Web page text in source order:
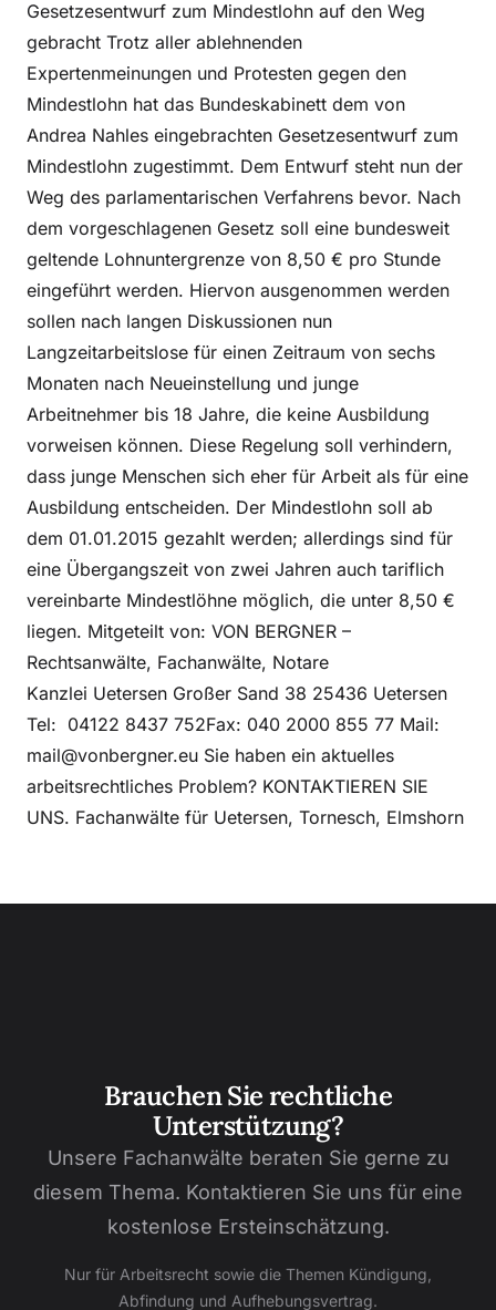
Gesetzesentwurf zum Mindestlohn auf den Weg
gebracht Trotz aller ablehnenden
Expertenmeinungen und Protesten gegen den
Mindestlohn hat das Bundeskabinett dem von
Andrea Nahles eingebrachten Gesetzesentwurf zum
Mindestlohn zugestimmt. Dem Entwurf steht nun der
Weg des parlamentarischen Verfahrens bevor. Nach
dem vorgeschlagenen Gesetz soll eine bundesweit
geltende Lohnuntergrenze von 8,50 € pro Stunde
eingeführt werden. Hiervon ausgenommen werden
sollen nach langen Diskussionen nun
Langzeitarbeitslose für einen Zeitraum von sechs
Monaten nach Neueinstellung und junge
Arbeitnehmer bis 18 Jahre, die keine Ausbildung
vorweisen können. Diese Regelung soll verhindern,
dass junge Menschen sich eher für Arbeit als für eine
Ausbildung entscheiden. Der Mindestlohn soll ab
dem 01.01.2015 gezahlt werden; allerdings sind für
eine Übergangszeit von zwei Jahren auch tariflich
vereinbarte Mindestlöhne möglich, die unter 8,50 €
liegen. Mitgeteilt von: VON BERGNER –
Rechtsanwälte, Fachanwälte, Notare
Kanzlei Uetersen Großer Sand 38 25436 Uetersen
Tel: 04122 8437 752Fax: 040 2000 855 77 Mail:
mail@vonbergner.eu Sie haben ein aktuelles
arbeitsrechtliches Problem? KONTAKTIEREN SIE
UNS. Fachanwälte für Uetersen, Tornesch, Elmshorn
Brauchen Sie rechtliche
Unterstützung?
Unsere Fachanwälte beraten Sie gerne zu
diesem Thema. Kontaktieren Sie uns für eine
kostenlose Ersteinschätzung.
Nur für Arbeitsrecht sowie die Themen Kündigung,
Abfindung und Aufhebungsvertrag.